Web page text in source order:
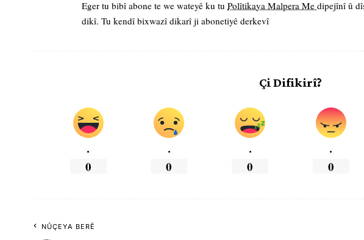
Eger tu bibî abone te we wateyê ku tu Polîtikaya Malpera Me dipejînî û
dikî. Tu kendî bixwazî dikarî ji abonetiyê derkevî
Çi Difikirî?
.
0
.
0
.
0
.
0
NÛÇEYA BERÊ